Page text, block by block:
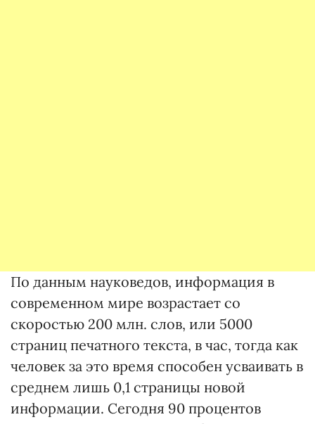
По данным науковедов, информация в
современном мире возрастает со
скоростью 200 млн. слов, или 5000
страниц печатного текста, в час, тогда как
человек за это время способен усваивать в
среднем лишь 0,1 страницы новой
информации. Сегодня 90 процентов